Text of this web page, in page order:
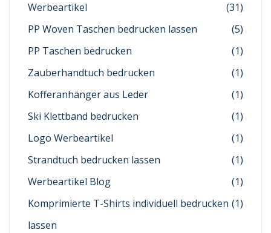
Werbeartikel
(31)
PP Woven Taschen bedrucken lassen
(5)
PP Taschen bedrucken
(1)
Zauberhandtuch bedrucken
(1)
Kofferanhänger aus Leder
(1)
Ski Klettband bedrucken
(1)
Logo Werbeartikel
(1)
Strandtuch bedrucken lassen
(1)
Werbeartikel Blog
(1)
Komprimierte T-Shirts individuell bedrucken
lassen
(1)